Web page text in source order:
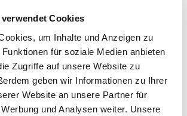
Cookies
um Inhalte und Anzeigen zu
für soziale Medien anbieten
Zugriffe auf unsere Website zu
geben wir Informationen zu Ihrer
Website an unsere Partner für
und Analysen weiter. Unsere
Einfachmantel
Gewicht: 0.6 kg
Regulärer Preis:
Ab3,75 €